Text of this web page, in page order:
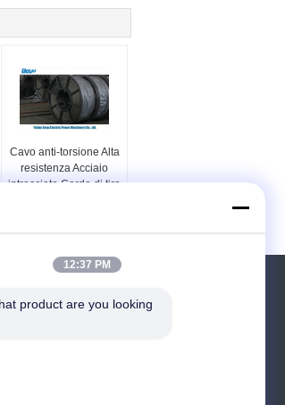
Cavo anti-torsione Alta
resistenza Acciaio
intrecciato Corde di tiro
12:37 PM
product are you looking